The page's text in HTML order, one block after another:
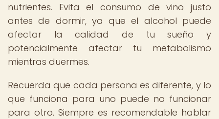
nutrientes. Evita el consumo de vino justo
antes de dormir, ya que el alcohol puede
afectar la calidad de tu sueño y
potencialmente afectar tu metabolismo
mientras duermes.
Recuerda que cada persona es diferente, y lo
que funciona para uno puede no funcionar
para otro. Siempre es recomendable hablar